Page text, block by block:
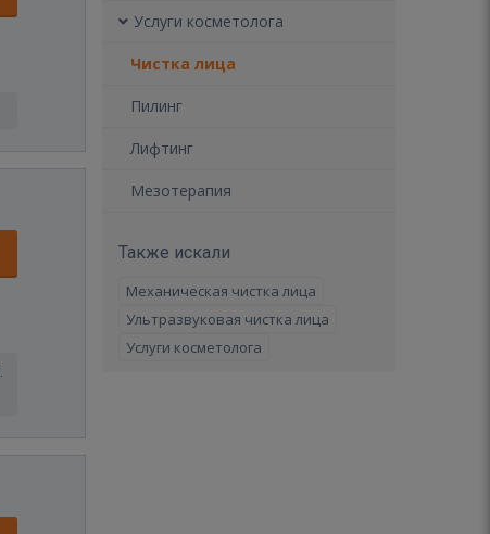
Услуги косметолога
Чистка лица
Пилинг
Лифтинг
Мезотерапия
Также искали
Механическая чистка лица
Ультразвуковая чистка лица
Услуги косметолога